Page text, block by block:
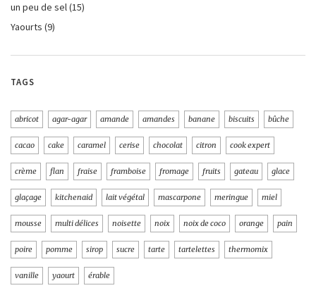
un peu de sel(15)
Yaourts (9)
TAGS
abricot agar-agar amande amandes banane biscuits bûche
cacao cake caramel cerise chocolat citron cook expert
crème flan fraise framboise fromage fruits gateau glace
glaçage kitchenaid lait végétal mascarpone meringue miel
mousse multi délices noisette noix noix de coco orange pain
poire pomme sirop sucre tarte tartelettes thermomix
vanille yaourt érable